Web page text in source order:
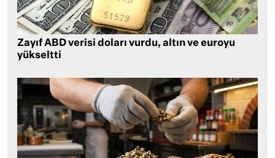
Zayıf ABD verisi doları vurdu, altın ve euroyu
yükseltti